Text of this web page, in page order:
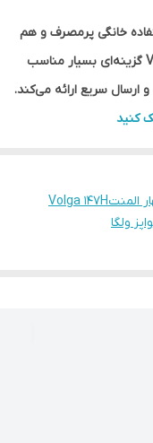
خانگی پرمصرف و هم
نیمه‌حرفه‌ای قابلیت داشته باشد، VOLGA-147H گزینه‌ای بسیار مناسب
ارسال سریع ارائه می‌کند.
کنید
المنتVolga 147H
ولگا